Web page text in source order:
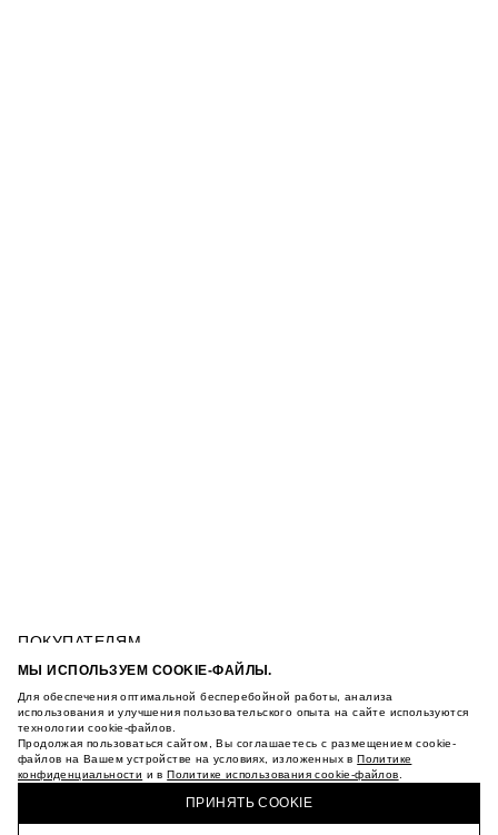
МЫ ИСПОЛЬЗУЕМ COOKIE-ФАЙЛЫ.
Для обеспечения оптимальной бесперебойной работы, анализа
использования и улучшения пользовательского опыта на сайте используются
технологии cookie-файлов.
Продолжая пользоваться сайтом, Вы соглашаетесь с размещением cookie-
файлов на Вашем устройстве на условиях, изложенных вПолитике
конфиденциальности и вПолитике использования cookie-файлов
ПРИНЯТЬ COOKIE
ПОКУПАТЕЛЯМ
УСЛОВИЯ ИСПОЛЬЗОВАНИЯ ПОДАРОЧНЫХ
ПОЛИТИКА КОНФИДЕНЦИАЛЬНОСТИ
ПОЛИТИКА COOKIE
УСЛОВИЯ ПОКУПКИ
О НАС
БАЛЕТКИ ИЗ НАТУРАЛЬНОЙ ЗАМШИ
КУПИТЬ + ПОЛУЧИТЬ В МАГАЗИНЕ MAAG